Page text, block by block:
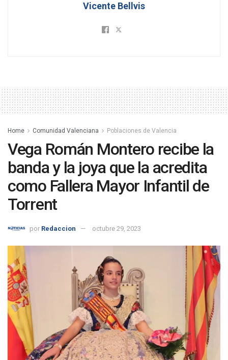
Vicente Bellvis
Home Comunidad Valenciana Poblaciones de Valencia
Vega Román Montero recibe la
banda y la joya que la acredita
como Fallera Mayor Infantil de
Torrent
por Redaccion octubre 29, 2023